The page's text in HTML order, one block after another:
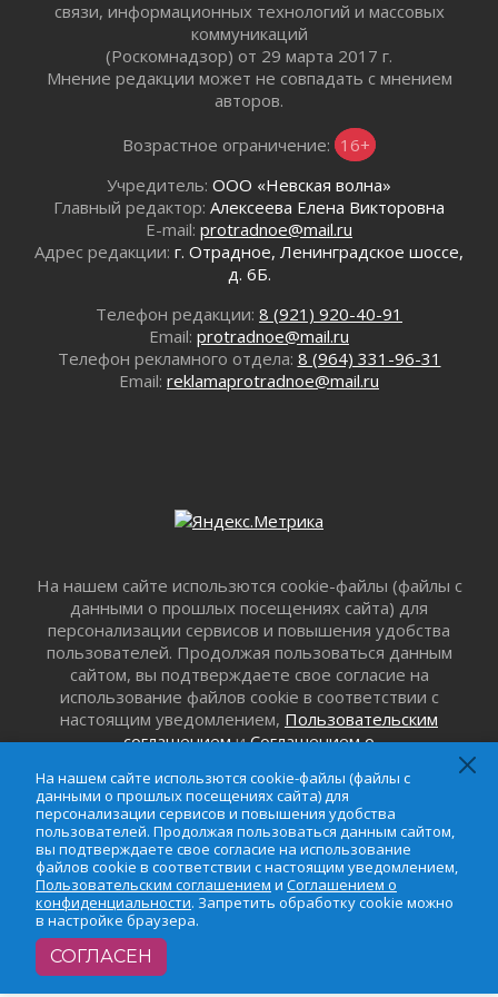
30 июля 2026
Изменение расписания 565 автобуса
30 июля 2026
Объявлена продажа инвестиционных паев
Пик топливного кризиса в Ленинградской
области прошёл
29 июля 2026
Ленобласть вошла в двадцатку лидеров по
освещению нацпроектов в СМИ
Легкоатлеты Ленинградской области вошли в
пятерку сильнейших на Первенстве России
29 июля 2026
Сотрудница почты в Кингисеппе
Региональная сеть контейнерных площадок
Ленобласти пополнится еще 300 объектами к
2027 году
29 июля 2026
Спасатели эвакуировали мужчину с
поврежденной ногой из леса в Гатчинском
округе
29 июля 2026
353 дома подключили к газу за неделю в
Ленинградской области
29 июля 2026
Семья из Кингисеппского района вошла в
число лучших на конкурсе «Семья года»
29 июля 2026
Стихийную свалку строительного мусора
убрали в Ивангороде
29 июля 2026
связи, информационных технологий и массовых
коммуникаций
(Роскомнадзор) от 29 марта 2017 г.
Мнение редакции может не совпадать с мнением
авторов.
Возрастное ограничение: 16+
Учредитель: ООО «Невская волна»
Главный редактор: Алексеева Елена Викторовна
E-mail: protradnoe@mail.ru
Адрес редакции: г. Отрадное, Ленинградское шоссе,
д. 6Б.
Телефон редакции: 8 (921) 920-40-91
Email: protradnoe@mail.ru
Телефон рекламного отдела: 8 (964) 331-96-31
Email: reklamaprotradnoe@mail.ru
На нашем сайте использются cookie-файлы (файлы с
данными о прошлых посещениях сайта) для
персонализации сервисов и повышения удобства
пользователей. Продолжая пользоваться данным
сайтом, вы подтверждаете свое согласие на
использование файлов cookie в соответствии с
настоящим уведомлением, Пользовательским
соглашениемиСоглашением о
можно в настройке браузера.
На нашем сайте использются cookie-файлы (файлы с
данными о прошлых посещениях сайта) для
персонализации сервисов и повышения удобства
пользователей. Продолжая пользоваться данным сайтом,
вы подтверждаете свое согласие на использование
файлов cookie в соответствии с настоящим уведомлением,
Пользовательским соглашением и Соглашением о
конфиденциальности. Запретить обработку cookie можно
в настройке браузера.
СОГЛАСЕН